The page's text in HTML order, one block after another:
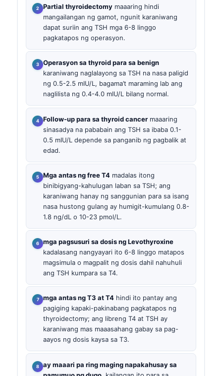
Partial thyroidectomy maaaring hindi
mangailangan ng gamot, ngunit karaniwang
dapat suriin ang TSH mga 6-8 linggo
pagkatapos ng operasyon.
Operasyon sa thyroid para sa benign
karaniwang naglalayong sa TSH na nasa paligid
ng 0.5-2.5 mIU/L, bagama’t maraming lab ang
naglilista ng 0.4-4.0 mIU/L bilang normal.
Follow-up para sa thyroid cancer maaaring
sinasadya na pababain ang TSH sa ibaba 0.1-
0.5 mIU/L depende sa panganib ng pagbalik at
edad.
Mga antas ng free T4 madalas itong
binibigyang-kahulugan laban sa TSH; ang
karaniwang hanay ng sanggunian para sa isang
nasa hustong gulang ay humigit-kumulang 0.8-
1.8 ng/dL o 10-23 pmol/L.
mga pagsusuri sa dosis ng Levothyroxine
kadalasang nangyayari ito 6-8 linggo matapos
magsimula o magpalit ng dosis dahil nahuhuli
ang TSH kumpara sa T4.
mga antas ng T3 at T4 hindi ito pantay ang
pagiging kapaki-pakinabang pagkatapos ng
thyroidectomy; ang libreng T4 at TSH ay
karaniwang mas maaasahang gabay sa pag-
aayos ng dosis kaysa sa T3.
ay maaari pa ring maging napakahusay sa